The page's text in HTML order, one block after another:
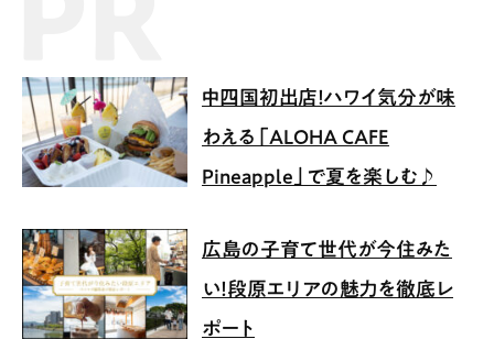
中四国初出店！ハワイ気分が味
わえる「ALOHA CAFE
Pineapple」で夏を楽しむ♪
広島の子育て世代が今住みた
い！段原エリアの魅力を徹底レ
ポート